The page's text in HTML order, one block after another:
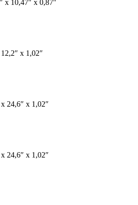
x 10,47″ x 0,87″
x 1,02″
24,6″ x 1,02″
24,6″ x 1,02″